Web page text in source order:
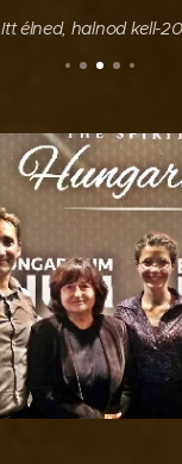
Itt élned, halnod kell-